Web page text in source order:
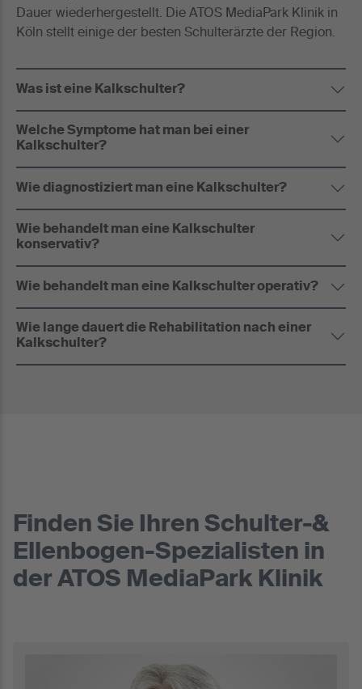
Dauer wiederhergestellt. Die ATOS MediaPark Klinik in
Köln stellt einige der besten Schulterärzte der Region.
Was ist eine Kalkschulter?
Welche Symptome hat man bei einer
Kalkschulter?
Wie diagnostiziert man eine Kalkschulter?
Wie behandelt man eine Kalkschulter
konservativ?
Wie behandelt man eine Kalkschulter operativ?
Wie lange dauert die Rehabilitation nach einer
Kalkschulter?
Finden Sie Ihren Schulter-&
Ellenbogen-Spezialisten in
der ATOS MediaPark Klinik